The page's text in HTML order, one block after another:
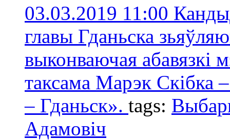
03.03.2019 11:00
главы Гданьска
выконваючая абавязкі
таксама Марэк Скібка
– Гданьск». tags:
Адамовіч